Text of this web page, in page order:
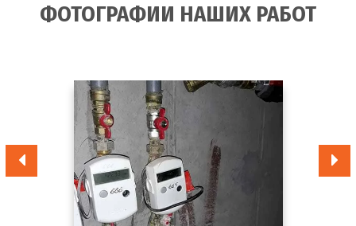
ФОТОГРАФИИ НАШИХ РАБОТ